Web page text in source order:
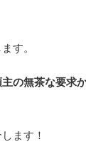
す。
の無茶な要求
ます！